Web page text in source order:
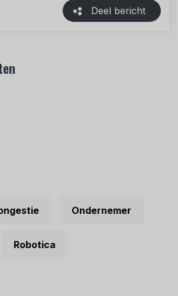
Deel bericht
Ondernemer
Robotica